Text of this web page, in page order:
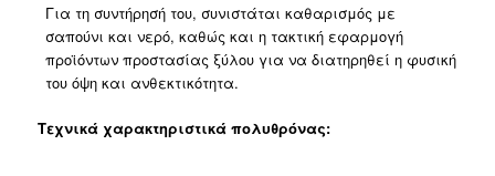
Για τη συντήρησή του, συνιστάται καθαρισμός με
σαπούνι και νερό, καθώς και η τακτική εφαρμογή
προϊόντων προστασίας ξύλου για να διατηρηθεί η φυσική
του όψη και ανθεκτικότητα.
Τεχνικά χαρακτηριστικά πολυθρόνας: